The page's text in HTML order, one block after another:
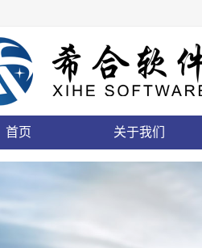
首页 关于我们